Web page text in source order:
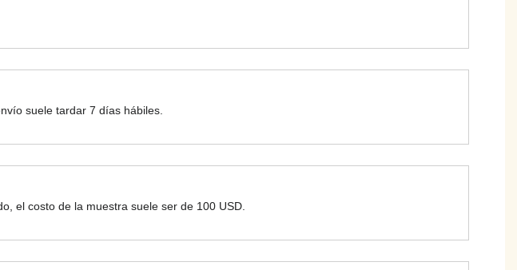
suele tardar 7 días hábiles.
el costo de la muestra suele ser de 100 USD.